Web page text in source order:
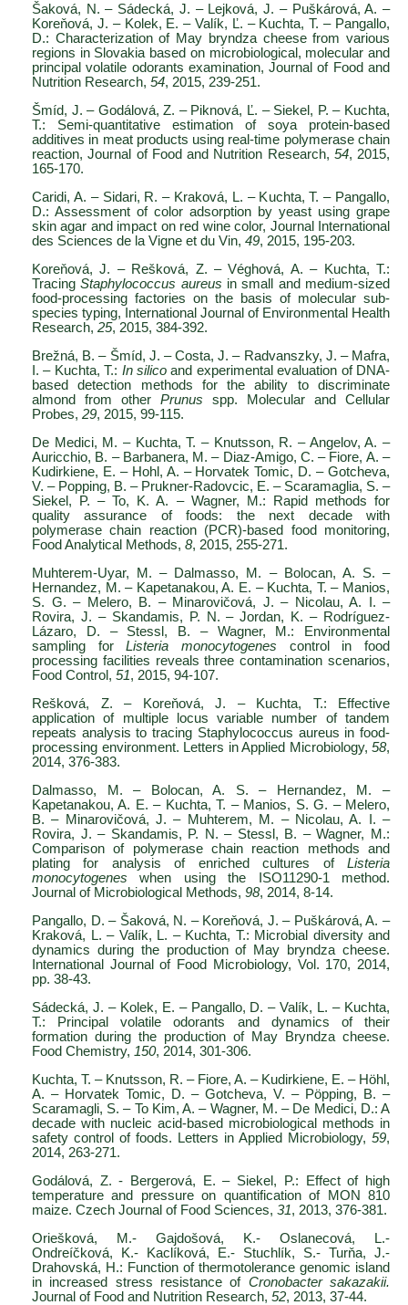
Šaková, N. – Sádecká, J. – Lejková, J. – Puškárová, A. –
Koreňová, J. – Kolek, E. – Valík, Ľ. – Kuchta, T. – Pangallo,
D.: Characterization of May bryndza cheese from various
regions in Slovakia based on microbiological, molecular and
principal volatile odorants examination, Journal of Food and
Nutrition Research, 54, 2015, 239-251.
Šmíd, J. – Godálová, Z. – Piknová, Ľ. – Siekel, P. – Kuchta,
T.: Semi-quantitative estimation of soya protein-based
additives in meat products using real-time polymerase chain
reaction, Journal of Food and Nutrition Research, 54, 2015,
165-170.
Caridi, A. – Sidari, R. – Kraková, L. – Kuchta, T. – Pangallo,
D.: Assessment of color adsorption by yeast using grape
skin agar and impact on red wine color, Journal International
des Sciences de la Vigne et du Vin, 49, 2015, 195-203.
Koreňová, J. – Rešková, Z. – Véghová, A. – Kuchta, T.:
TracingStaphylococcus aureus in small and medium-sized
food-processing factories on the basis of molecular sub-
species typing, International Journal of Environmental Health
Research, 25, 2015, 384-392.
Brežná, B. – Šmíd, J. – Costa, J. – Radvanszky, J. – Mafra,
I. – Kuchta, T.: In silico and experimental evaluation of DNA-
based detection methods for the ability to discriminate
almond from other Prunus spp. Molecular and Cellular
Probes, 29, 2015, 99-115.
De Medici, M. – Kuchta, T. – Knutsson, R. – Angelov, A. –
Auricchio, B. – Barbanera, M. – Diaz-Amigo, C. – Fiore, A. –
Kudirkiene, E. – Hohl, A. – Horvatek Tomic, D. – Gotcheva,
V. – Popping, B. – Prukner-Radovcic, E. – Scaramaglia, S. –
Siekel, P. – To, K. A. – Wagner, M.: Rapid methods for
quality assurance of foods: the next decade with
polymerase chain reaction (PCR)-based food monitoring,
Food Analytical Methods, 8, 2015, 255-271.
Muhterem-Uyar, M. – Dalmasso, M. – Bolocan, A. S. –
Hernandez, M. – Kapetanakou, A. E. – Kuchta, T. – Manios,
S. G. – Melero, B. – Minarovičová, J. – Nicolau, A. I. –
Rovira, J. – Skandamis, P. N. – Jordan, K. – Rodríguez-
Lázaro, D. – Stessl, B. – Wagner, M.: Environmental
sampling forListeria monocytogenes control in food
processing facilities reveals three contamination scenarios,
Food Control, 51, 2015, 94-107.
Rešková, Z. – Koreňová, J. – Kuchta, T.: Effective
application of multiple locus variable number of tandem
repeats analysis to tracing Staphylococcus aureus in food-
processing environment. Letters in Applied Microbiology, 58,
2014, 376-383.
Dalmasso, M. – Bolocan, A. S. – Hernandez, M. –
Kapetanakou, A. E. – Kuchta, T. – Manios, S. G. – Melero,
B. – Minarovičová, J. – Muhterem, M. – Nicolau, A. I. –
Rovira, J. – Skandamis, P. N. – Stessl, B. – Wagner, M.:
Comparison of polymerase chain reaction methods and
plating for analysis of enriched cultures of Listeria
monocytogenes when using the ISO11290-1 method.
Journal of Microbiological Methods, 98, 2014, 8-14.
Pangallo, D. – Šaková, N. – Koreňová, J. – Puškárová, A. –
Kraková, L. – Valík, L. – Kuchta, T.: Microbial diversity and
dynamics during the production of May bryndza cheese.
International Journal of Food Microbiology, Vol. 170, 2014,
pp. 38-43.
Sádecká, J. – Kolek, E. – Pangallo, D. – Valík, L. – Kuchta,
T.: Principal volatile odorants and dynamics of their
formation during the production of May Bryndza cheese.
Food Chemistry, 150, 2014, 301-306.
Kuchta, T. – Knutsson, R. – Fiore, A. – Kudirkiene, E. – Höhl,
A. – Horvatek Tomic, D. – Gotcheva, V. – Pöpping, B. –
Scaramagli, S. – To Kim, A. – Wagner, M. – De Medici, D.: A
decade with nucleic acid-based microbiological methods in
safety control of foods. Letters in Applied Microbiology, 59,
2014, 263-271.
Godálová, Z. - Bergerová, E. – Siekel, P.: Effect of high
temperature and pressure on quantification of MON 810
maize. Czech Journal of Food Sciences, 31, 2013, 376-381.
Oriešková, M.- Gajdošová, K.- Oslanecová, L.-
Ondreíčková, K.- Kaclíková, E.- Stuchlík, S.- Turňa, J.-
Drahovská, H.: Function of thermotolerance genomic island
in increased stress resistance of Cronobacter sakazakii.
Journal of Food and Nutrition Research, 52, 2013, 37-44.